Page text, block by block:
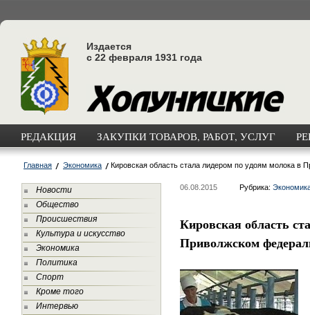
Издается
с 22 февраля 1931 года
РЕДАКЦИЯ ЗАКУПКИ ТОВАРОВ, РАБОТ, УСЛУГ
Главная Экономика Кировская область стала лидером по удоям молока в
Новости
Общество
Происшествия
Культура и искусство
Экономика
Политика
Спорт
Кроме того
Интервью
06.08.2015 Рубрика:
Кировская область
Приволжском